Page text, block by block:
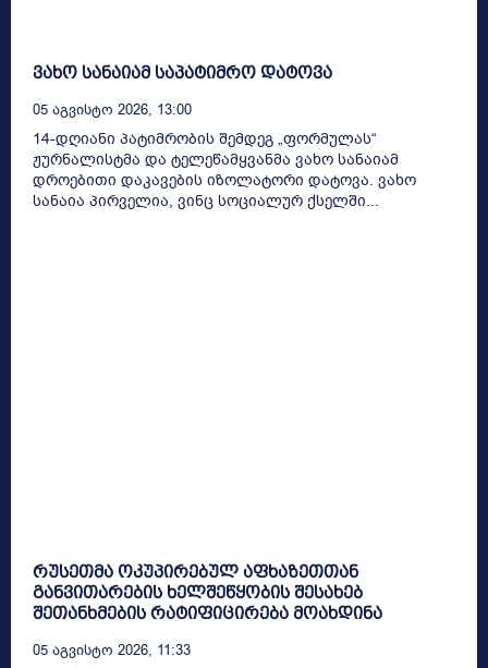
ვახო სანაიამ საპატიმრო დატოვა
05 Აგვისტო 2026, 13:00
14-დღიანი პატიმრობის შემდეგ „ფორმულას“
ჟურნალისტმა და ტელეწამყვანმა ვახო სანაიამ
დროებითი დაკავების იზოლატორი დატოვა. ვახო
სანაია პირველია, ვინც სოციალურ ქსელში...
რუსეთმა ოკუპირებულ აფხაზეთთან
განვითარების ხელშეწყობის შესახებ
შეთანხმების რატიფიცირება მოახდინა
05 Აგვისტო 2026, 11:33